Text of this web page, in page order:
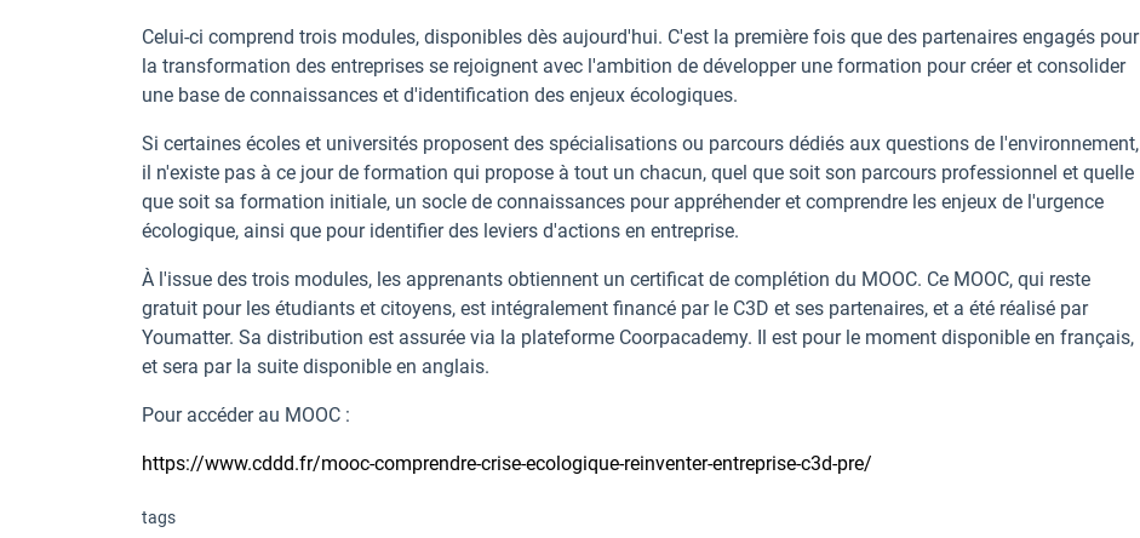
Celui-ci comprend trois modules, disponibles dès aujourd'hui. C'est la première fois que des partenaires engagés pour
la transformation des entreprises se rejoignent avec l'ambition de développer une formation pour créer et consolider
une base de connaissances et d'identification des enjeux écologiques.
Si certaines écoles et universités proposent des spécialisations ou parcours dédiés aux questions de l'environnement,
il n'existe pas à ce jour de formation qui propose à tout un chacun, quel que soit son parcours professionnel et quelle
que soit sa formation initiale, un socle de connaissances pour appréhender et comprendre les enjeux de l'urgence
écologique, ainsi que pour identifier des leviers d'actions en entreprise.
À l'issue des trois modules, les apprenants obtiennent un certificat de complétion du MOOC. Ce MOOC, qui reste
gratuit pour les étudiants et citoyens, est intégralement financé par le C3D et ses partenaires, et a été réalisé par
Youmatter. Sa distribution est assurée via la plateforme Coorpacademy. Il est pour le moment disponible en français,
et sera par la suite disponible en anglais.
Pour accéder au MOOC :
https://www.cddd.fr/mooc-comprendre-crise-ecologique-reinventer-entreprise-c3d-pre/
tags